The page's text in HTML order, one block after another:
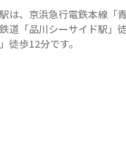
は、 京浜急行電鉄本線 「
道 「品川シーサイド駅 」
」 徒歩12分です。